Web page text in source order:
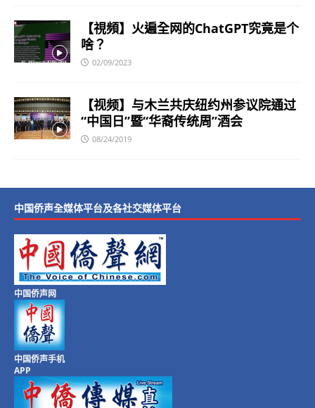
【視頻】火遍全网的ChatGPT究竟是个
啥？
02/09/2023
【视频】与木兰共庆纽约州参议院通过
“中国日”暨“华裔传统周”酒会
08/24/2019
中国侨声全媒体平台及各社交媒体平台
中国侨声网
中国侨声手机
APP